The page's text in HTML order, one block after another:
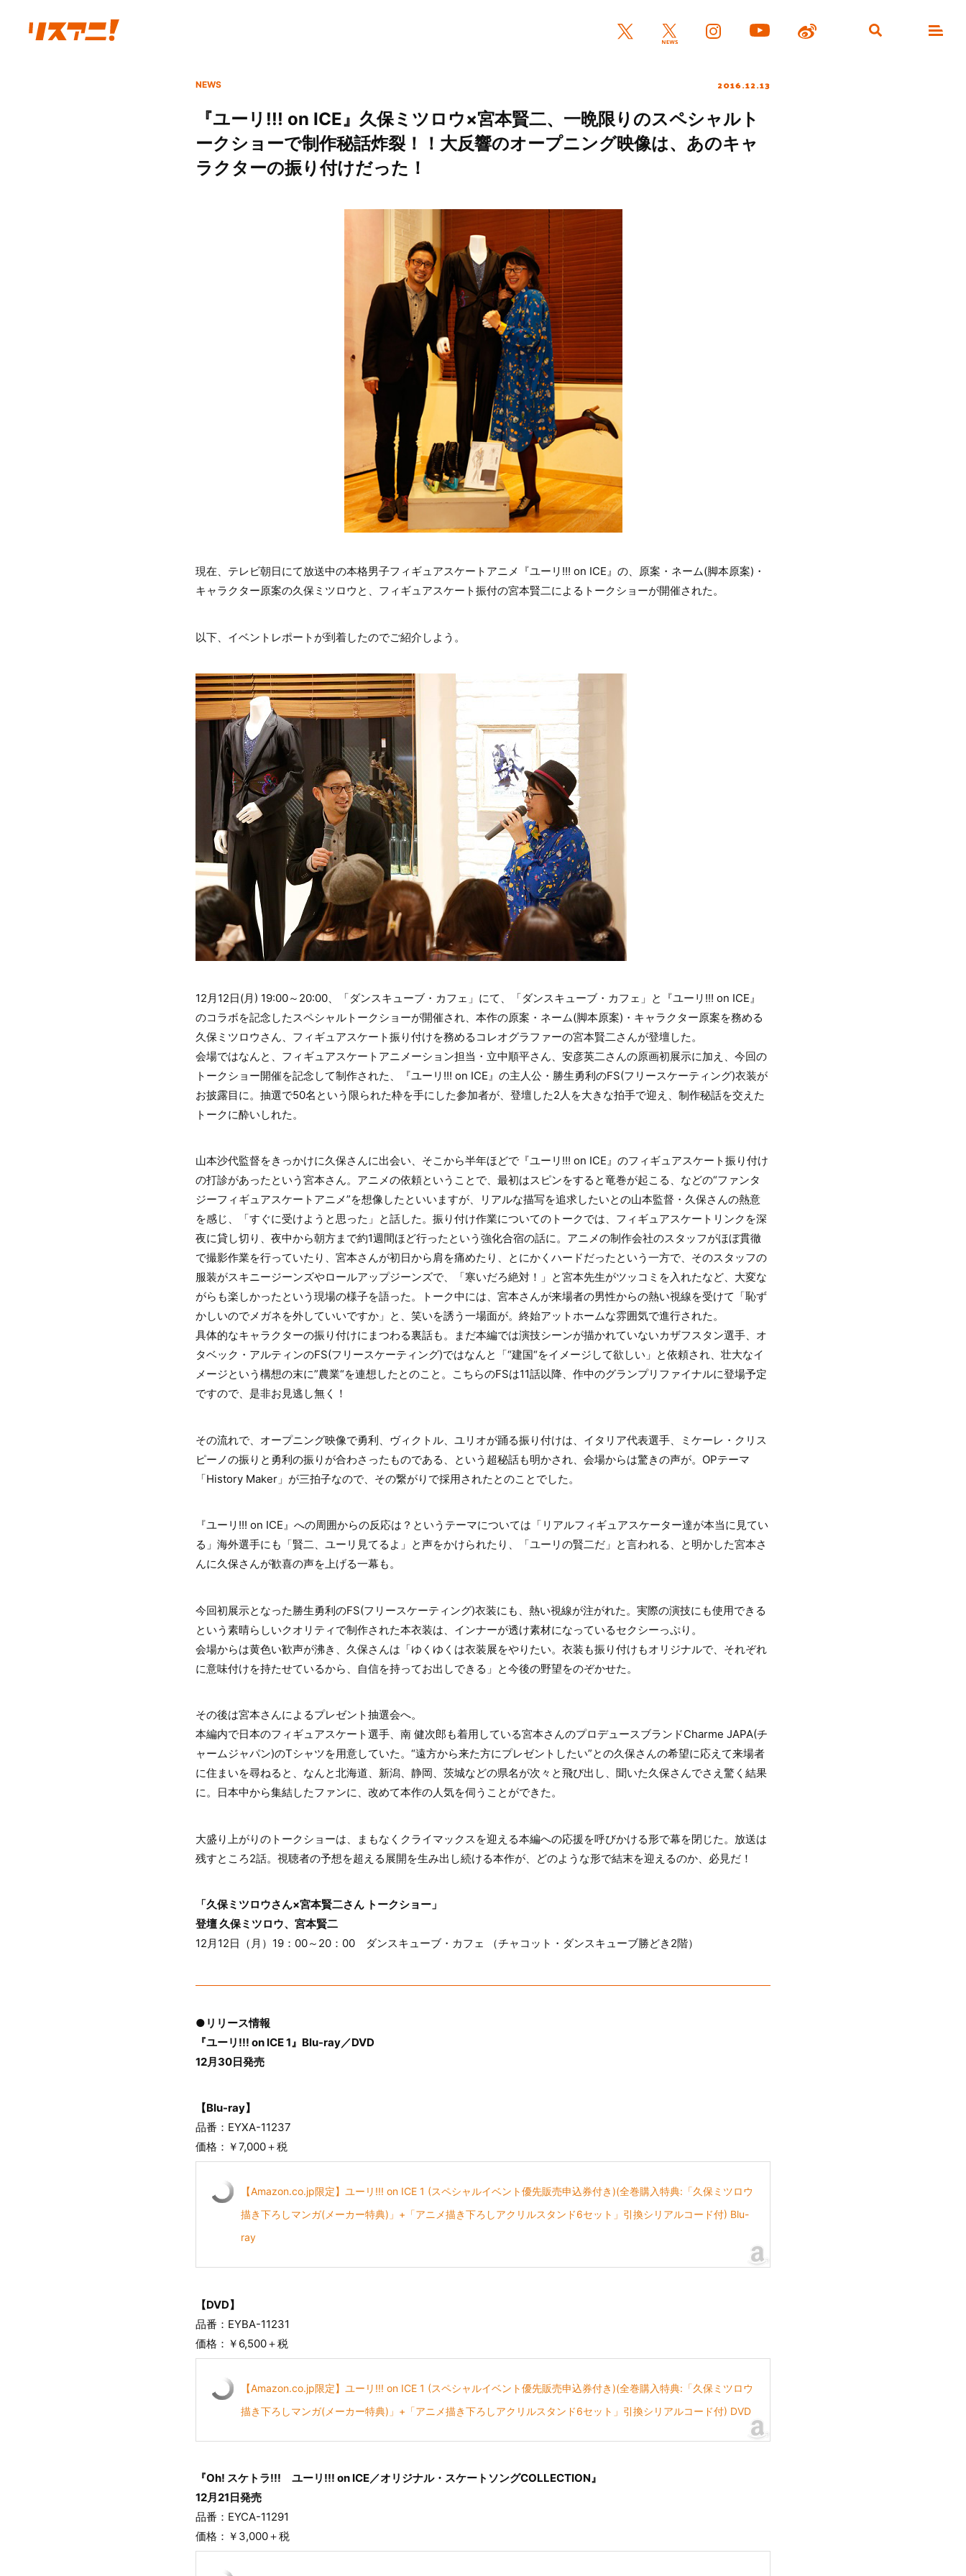
NEWS 2016.12.13
『ユーリ!!! on ICE』久保ミツロウ×宮本賢二、一晩限りのスペシャルト
ークショーで制作秘話炸裂！！大反響のオープニング映像は、あのキャ
ラクターの振り付けだった！
現在、テレビ朝日にて放送中の本格男子フィギュアスケートアニメ『ユーリ!!! on ICE』の、原案・ネーム(脚本原案)・
キャラクター原案の久保ミツロウと、フィギュアスケート振付の宮本賢二によるトークショーが開催された。
以下、イベントレポートが到着したのでご紹介しよう。
12月12日(月) 19:00～20:00、「ダンスキューブ・カフェ」にて、「ダンスキューブ・カフェ」と『ユーリ!!! on ICE』
のコラボを記念したスペシャルトークショーが開催され、本作の原案・ネーム(脚本原案)・キャラクター原案を務める
久保ミツロウさん、フィギュアスケート振り付けを務めるコレオグラファーの宮本賢二さんが登壇した。
会場ではなんと、フィギュアスケートアニメーション担当・立中順平さん、安彦英二さんの原画初展示に加え、今回の
トークショー開催を記念して制作された、『ユーリ!!! on ICE』の主人公・勝生勇利のFS(フリースケーティング)衣装が
お披露目に。抽選で50名という限られた枠を手にした参加者が、登壇した2人を大きな拍手で迎え、制作秘話を交えた
トークに酔いしれた。
山本沙代監督をきっかけに久保さんに出会い、そこから半年ほどで『ユーリ!!! on ICE』のフィギュアスケート振り付け
の打診があったという宮本さん。アニメの依頼ということで、最初はスピンをすると竜巻が起こる、などの“ファンタ
ジーフィギュアスケートアニメ”を想像したといいますが、リアルな描写を追求したいとの山本監督・久保さんの熱意
を感じ、「すぐに受けようと思った」と話した。振り付け作業についてのトークでは、フィギュアスケートリンクを深
夜に貸し切り、夜中から朝方まで約1週間ほど行ったという強化合宿の話に。アニメの制作会社のスタッフがほぼ貫徹
で撮影作業を行っていたり、宮本さんが初日から肩を痛めたり、とにかくハードだったという一方で、そのスタッフの
服装がスキニージーンズやロールアップジーンズで、「寒いだろ絶対！」と宮本先生がツッコミを入れたなど、大変な
がらも楽しかったという現場の様子を語った。トーク中には、宮本さんが来場者の男性からの熱い視線を受けて「恥ず
かしいのでメガネを外していいですか」と、笑いを誘う一場面が。終始アットホームな雰囲気で進行された。
具体的なキャラクターの振り付けにまつわる裏話も。まだ本編では演技シーンが描かれていないカザフスタン選手、オ
タベック・アルティンのFS(フリースケーティング)ではなんと「“建国“をイメージして欲しい」と依頼され、壮大なイ
メージという構想の末に”農業“を連想したとのこと。こちらのFSは11話以降、作中のグランプリファイナルに登場予定
ですので、是非お見逃し無く！
その流れで、オープニング映像で勇利、ヴィクトル、ユリオが踊る振り付けは、イタリア代表選手、ミケーレ・クリス
ピーノの振りと勇利の振りが合わさったものである、という超秘話も明かされ、会場からは驚きの声が。OPテーマ
「History Maker」が三拍子なので、その繋がりで採用されたとのことでした。
『ユーリ!!! on ICE』への周囲からの反応は？というテーマについては「リアルフィギュアスケーター達が本当に見てい
る」海外選手にも「賢二、ユーリ見てるよ」と声をかけられたり、「ユーリの賢二だ」と言われる、と明かした宮本さ
んに久保さんが歓喜の声を上げる一幕も。
今回初展示となった勝生勇利のFS(フリースケーティング)衣装にも、熱い視線が注がれた。実際の演技にも使用できる
という素晴らしいクオリティで制作された本衣装は、インナーが透け素材になっているセクシーっぷり。
会場からは黄色い歓声が沸き、久保さんは「ゆくゆくは衣装展をやりたい。衣装も振り付けもオリジナルで、それぞれ
に意味付けを持たせているから、自信を持ってお出しできる」と今後の野望をのぞかせた。
その後は宮本さんによるプレゼント抽選会へ。
本編内で日本のフィギュアスケート選手、南 健次郎も着用している宮本さんのプロデュースブランドCharme JAPA(チ
ャームジャパン)のTシャツを用意していた。“遠方から来た方にプレゼントしたい”との久保さんの希望に応えて来場者
に住まいを尋ねると、なんと北海道、新潟、静岡、茨城などの県名が次々と飛び出し、聞いた久保さんでさえ驚く結果
に。日本中から集結したファンに、改めて本作の人気を伺うことができた。
大盛り上がりのトークショーは、まもなくクライマックスを迎える本編への応援を呼びかける形で幕を閉じた。放送は
残すところ2話。視聴者の予想を超える展開を生み出し続ける本作が、どのような形で結末を迎えるのか、必見だ！
「久保ミツロウさん×宮本賢二さん トークショー」
登壇 久保ミツロウ、宮本賢二
12月12日（月）19：00～20：00 ダンスキューブ・カフェ （チャコット・ダンスキューブ勝どき2階）
●リリース情報
『ユーリ!!! on ICE 1』Blu-ray／DVD
12月30日発売
【Blu-ray】
品番：EYXA-11237
価格：￥7,000＋税
【Amazon.co.jp限定】ユーリ!!! on ICE 1 (スペシャルイベント優先販売申込券付き)(全巻購入特典:「久保ミツロウ
描き下ろしマンガ(メーカー特典)」+「アニメ描き下ろしアクリルスタンド6セット」引換シリアルコード付) Blu-
ray
【DVD】
品番：EYBA-11231
価格：￥6,500＋税
【Amazon.co.jp限定】ユーリ!!! on ICE 1 (スペシャルイベント優先販売申込券付き)(全巻購入特典:「久保ミツロウ
描き下ろしマンガ(メーカー特典)」+「アニメ描き下ろしアクリルスタンド6セット」引換シリアルコード付) DVD
『Oh! スケトラ!!! ユーリ!!! on ICE／オリジナル・スケートソングCOLLECTION』
12月21日発売
品番：EYCA-11291
価格：￥3,000＋税